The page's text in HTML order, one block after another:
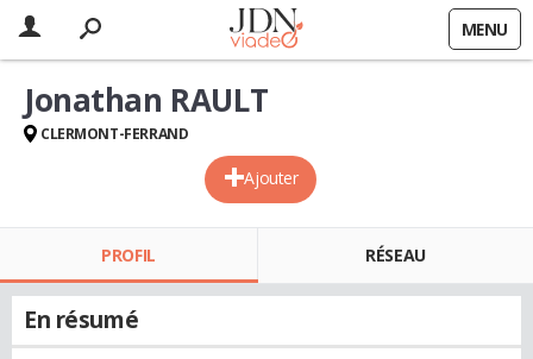
MENU
Ajouter
Jonathan RAULT
CLERMONT-FERRAND
PROFIL RÉSEAU
En résumé